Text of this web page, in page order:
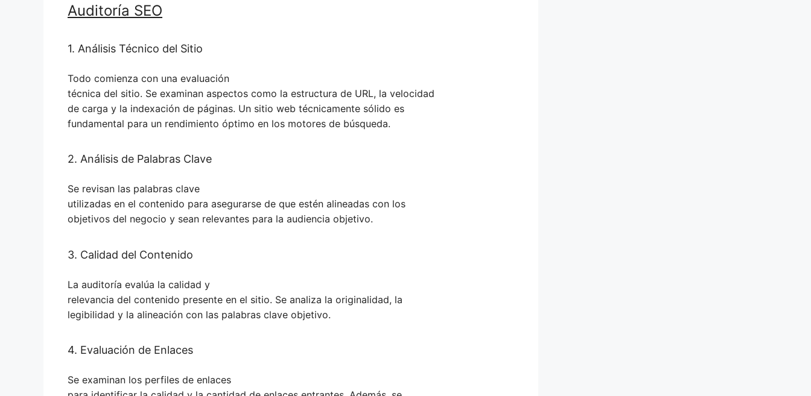
Auditoría SEO
1. Análisis Técnico del Sitio
Todo comienza con una evaluación
técnica del sitio. Se examinan aspectos como la estructura de URL, la velocidad
de carga y la indexación de páginas. Un sitio web técnicamente sólido es
fundamental para un rendimiento óptimo en los motores de búsqueda.
2. Análisis de Palabras Clave
Se revisan las palabras clave
utilizadas en el contenido para asegurarse de que estén alineadas con los
objetivos del negocio y sean relevantes para la audiencia objetivo.
3. Calidad del Contenido
La auditoría evalúa la calidad y
relevancia del contenido presente en el sitio. Se analiza la originalidad, la
legibilidad y la alineación con las palabras clave objetivo.
4. Evaluación de Enlaces
Se examinan los perfiles de enlaces